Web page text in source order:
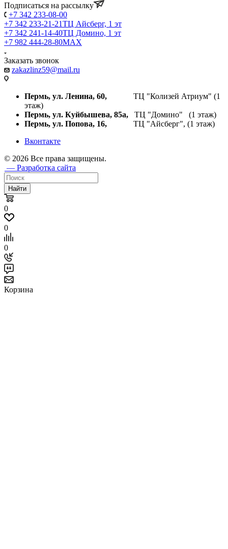
Подписаться на рассылку
+7 342 233-08-00
+7 342 233-21-21ТЦ Айсберг, 1 эт
+7 342 241-14-40ТЦ Домино, 1 эт
+7 982 444-28-80MAX
Заказать звонок
zakazlinz59@mail.ru
Пермь, ул. Ленина, 60, ТЦ "Колизей Атриум" (1
этаж)
Пермь, ул. Куйбышева, 85а, ТЦ "Домино" (1 этаж)
Пермь, ул. Попова, 16, ТЦ "Айсберг", (1 этаж)
Вконтакте
© 2026 Все права защищены.
— Разработка сайта
Найти
0
0
0
Корзина